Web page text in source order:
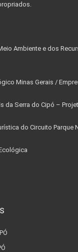
Ambiente e dos
Minas Gerais /
da Serra do Cipó –
do Circuito Parque